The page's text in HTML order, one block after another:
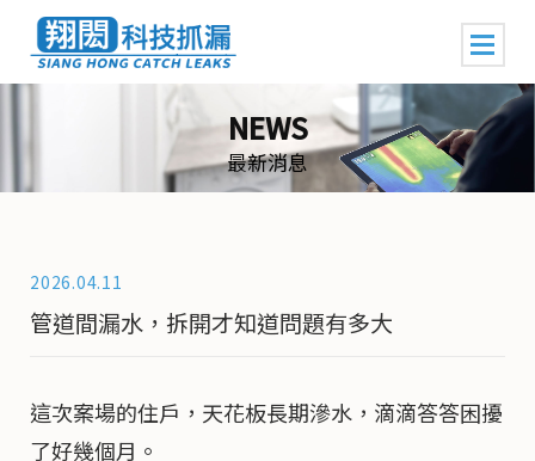
NEWS
最新消息
2026.04.11
管道間漏水，拆開才知道問題有多大
這次案場的住戶，天花板長期滲水，滴滴答答困擾
了好幾個月。